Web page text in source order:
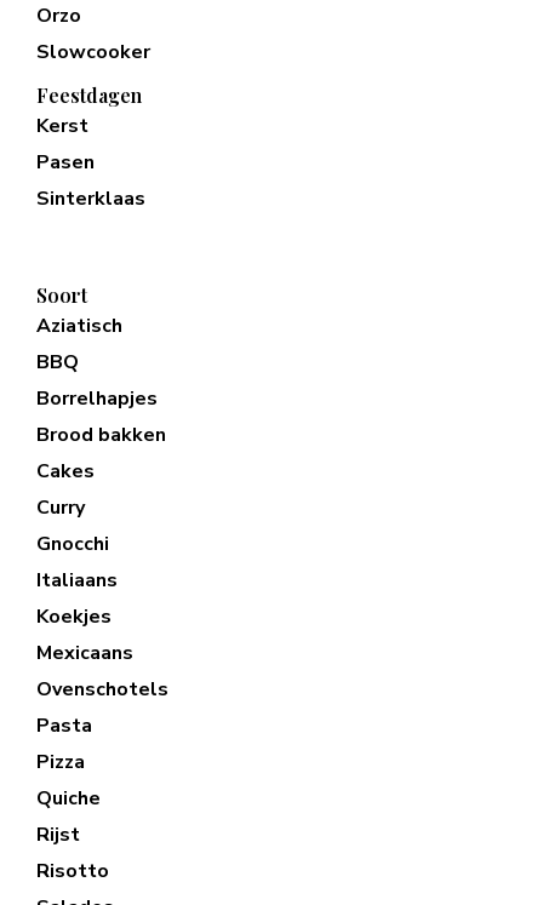
Orzo
Slowcooker
Feestdagen
Kerst
Pasen
Sinterklaas
Soort
Aziatisch
BBQ
Borrelhapjes
Brood bakken
Cakes
Curry
Gnocchi
Italiaans
Koekjes
Mexicaans
Ovenschotels
Pasta
Pizza
Quiche
Rijst
Risotto